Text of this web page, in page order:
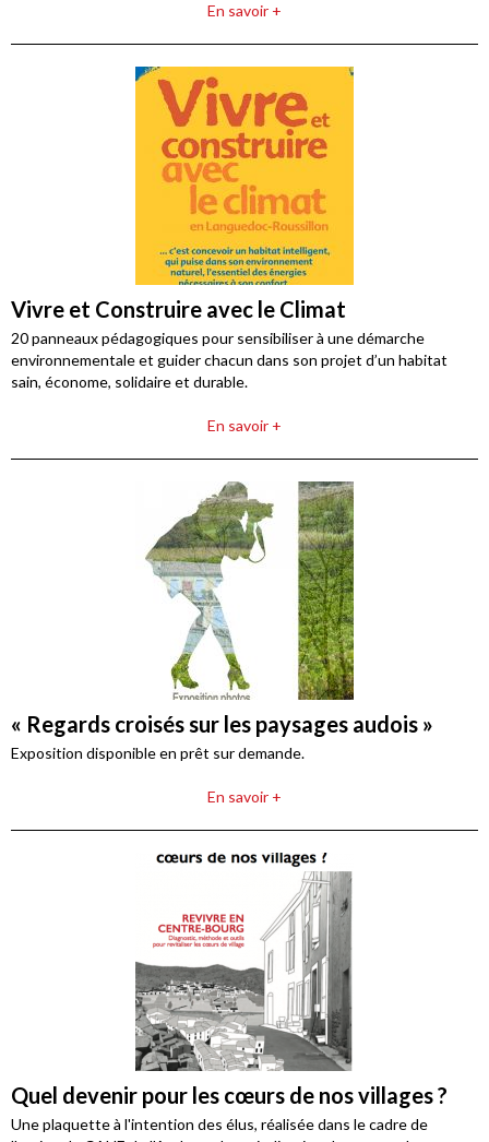
En savoir +
Vivre et Construire avec le Climat
20 panneaux pédagogiques pour sensibiliser à une démarche
environnementale et guider chacun dans son projet d’un habitat
sain, économe, solidaire et durable.
En savoir +
« Regards croisés sur les paysages audois »
Exposition disponible en prêt sur demande.
En savoir +
Quel devenir pour les cœurs de nos villages ?
Une plaquette à l'intention des élus, réalisée dans le cadre de